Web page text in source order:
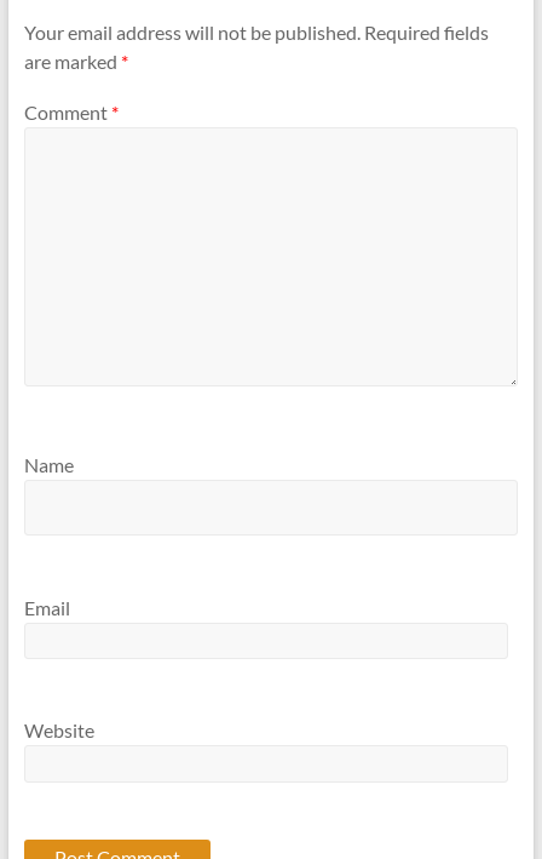
Your email address will not be published. Required fields
are marked *
Comment *
Name
Email
Website